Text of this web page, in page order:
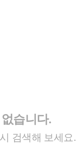
습니다.
검색해 보세요.